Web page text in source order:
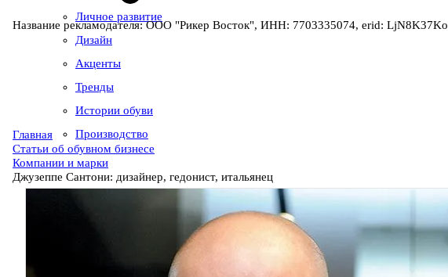
Личное развитие
Дизайн
Акценты
Тренды
Истории обуви
Производство
Название рекламодателя: ООО "Рикер Восток", ИНН: 7703335074, erid: LjN8K37Ko
Главная
Статьи об обувном бизнесе
Компании и марки
Джузеппе Сантони: дизайнер, гедонист, итальянец